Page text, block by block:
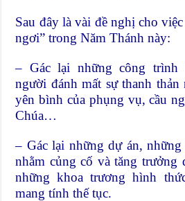
Sau đây là vài đề nghị cho
ngơi” trong Năm Thánh này:
– Gác lại những công trình
người đánh mất sự thanh
yên bình của phụng vụ, cầu
Chúa…
– Gác lại những dự án,
nhằm củng cố và tăng trưởng
những khoa trương hình
mang tính thế tục.